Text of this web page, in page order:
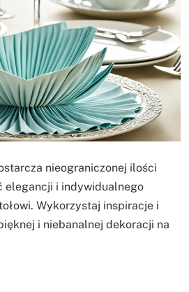
nieograniczonej ilości
elegancji i indywidualnego
Wykorzystaj inspiracje i
i niebanalnej dekoracji na